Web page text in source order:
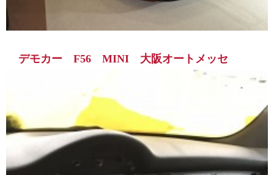
デモカー F56 MINI 大阪オートメッセ